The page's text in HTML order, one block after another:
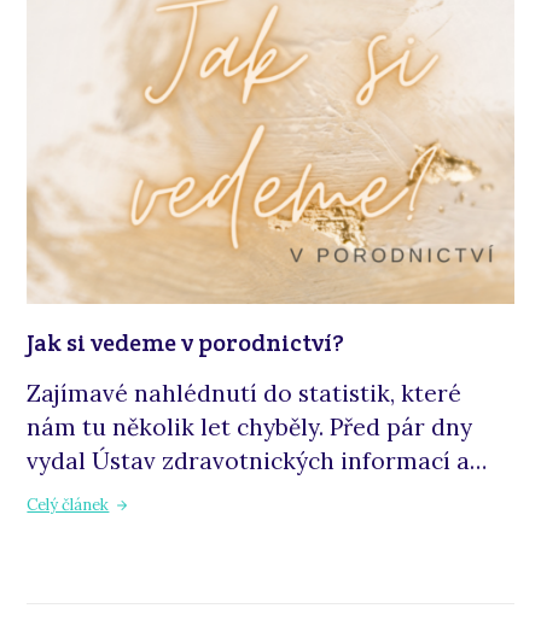
Jak si vedeme v porodnictví?
Zajímavé nahlédnutí do statistik, které
nám tu několik let chyběly. Před pár dny
vydal Ústav zdravotnických informací a…
Celý článek